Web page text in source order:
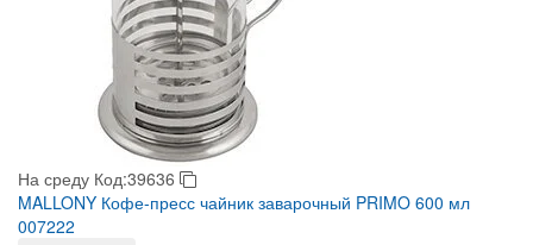
На среду Код:39636
MALLONY Кофе-пресс чайник заварочный PRIMO 600 мл
007222